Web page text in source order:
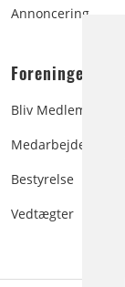
Annoncering
Foreningen:
Bliv Medlem
Medarbejdere
Bestyrelse
Vedtægter